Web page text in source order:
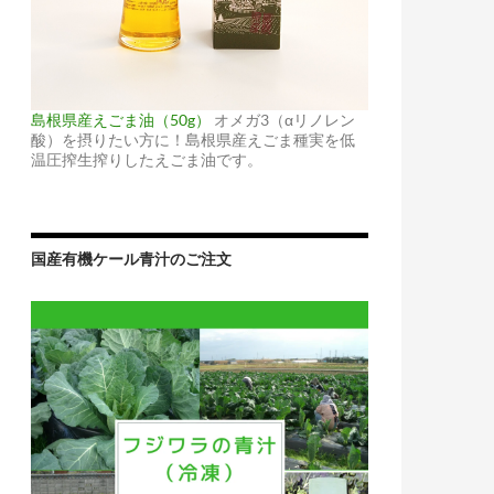
る！｜早期発見のためガン検診を受けよう！【リスク認知
島根県産えごま油（50g）
オメガ3（αリノレン
酸）を摂りたい方に！島根県産えごま種実を低
温圧搾生搾りしたえごま油です。
国産有機ケール青汁のご注文